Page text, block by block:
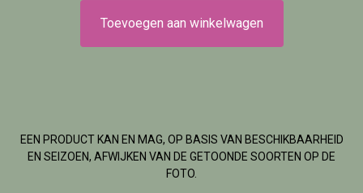
Toevoegen aan winkelwagen
EEN PRODUCT KAN EN MAG, OP BASIS VAN BESCHIKBAARHEID
EN SEIZOEN, AFWIJKEN VAN DE GETOONDE SOORTEN OP DE
FOTO.